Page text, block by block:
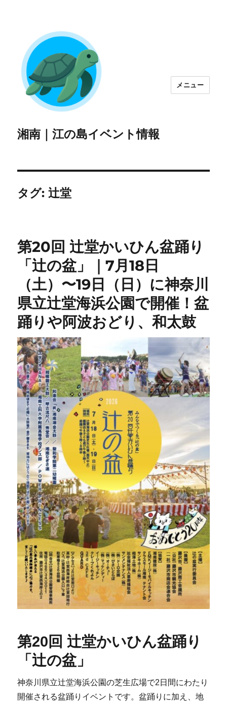
湘南｜江の島イベント情報
メニュー
タグ:辻堂
第20回 辻堂かいひん盆踊り
「辻の盆」｜7月18日
（土）〜19日（日）に神奈川
県立辻堂海浜公園で開催！盆
踊りや阿波おどり、和太鼓
第20回 辻堂かいひん盆踊り
「辻の盆」
神奈川県立辻堂海浜公園の芝生広場で2日間にわたり
開催される盆踊りイベントです。盆踊りに加え、地